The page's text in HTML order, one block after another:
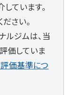
ています。
さい。
ルジムは、当
価していま
価基準につ